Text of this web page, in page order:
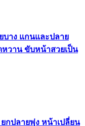
าง แกนและปลาย
หวาน ขับหน้าสวยเป็น
กปลายพุ่ง หน้าเปลี่ยน